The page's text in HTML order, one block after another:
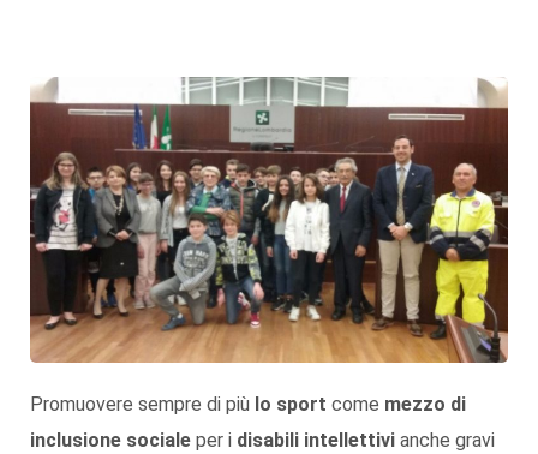
Promuovere sempre di più lo sport come mezzo di
inclusione sociale per i disabili intellettivi anche gravi